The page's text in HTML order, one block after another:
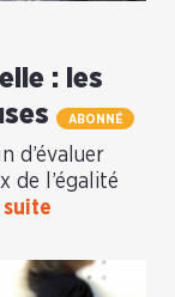
: les
ABONNÉ
d’évaluer
de l’égalité
suite